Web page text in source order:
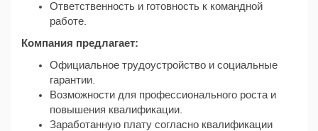
Ответственность и готовность к командной
работе.
Компания предлагает:
Официальное трудоустройство и социальные
гарантии.
Возможности для профессионального роста и
повышения квалификации.
Заработанную плату согласно квалификации